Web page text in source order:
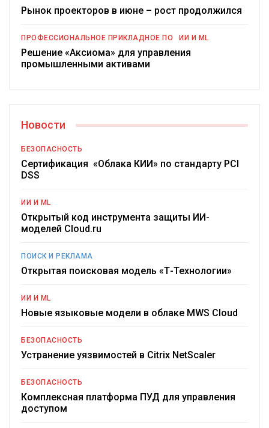
Рынок проекторов в июне – рост продолжился
ПРОФЕССИОНАЛЬНОЕ ПРИКЛАДНОЕ ПО ИИ И ML
Решение «Аксиома» для управления
промышленными активами
Новости
БЕЗОПАСНОСТЬ
Сертификация «Облака КИИ» по стандарту PCI
DSS
ИИ И ML
Открытый код инструмента защиты ИИ-
моделей Cloud.ru
ПОИСК И РЕКЛАМА
Открытая поисковая модель «Т-Технологии»
ИИ И ML
Новые языковые модели в облаке MWS Cloud
БЕЗОПАСНОСТЬ
Устранение уязвимостей в Citrix NetScaler
БЕЗОПАСНОСТЬ
Комплексная платформа ПУД для управления
доступом